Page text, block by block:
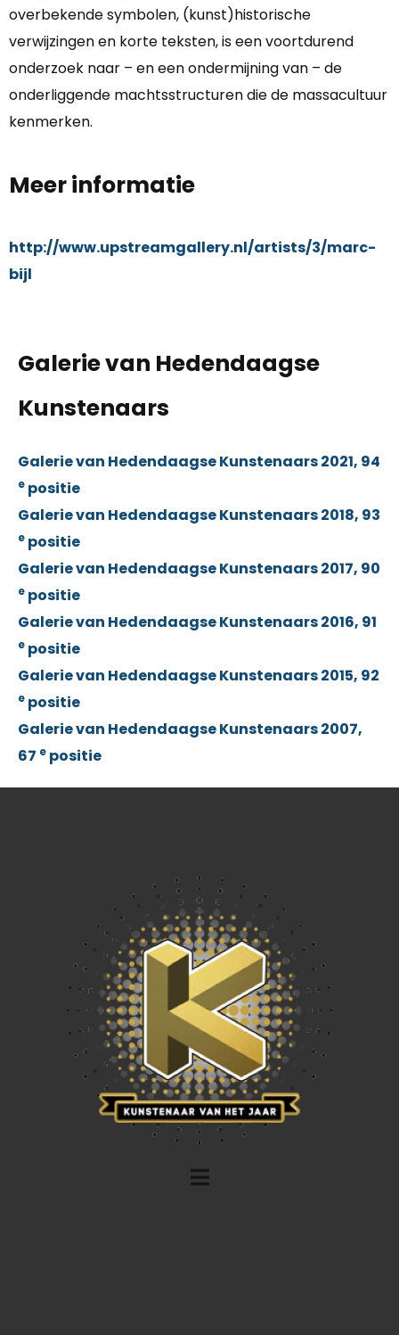
overbekende symbolen, (kunst)historische
verwijzingen en korte teksten, is een voortdurend
onderzoek naar – en een ondermijning van – de
onderliggende machtsstructuren die de massacultuur
kenmerken.
Meer informatie
http://www.upstreamgallery.nl/artists/3/marc-
bijl
Galerie van Hedendaagse
Kunstenaars
Galerie van Hedendaagse Kunstenaars 2021, 94
e positie
Galerie van Hedendaagse Kunstenaars 2018, 93
e positie
Galerie van Hedendaagse Kunstenaars 2017, 90
e positie
Galerie van Hedendaagse Kunstenaars 2016, 91
e positie
Galerie van Hedendaagse Kunstenaars 2015, 92
e positie
Galerie van Hedendaagse Kunstenaars 2007,
67 e positie